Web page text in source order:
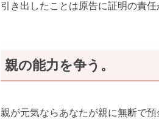
引き出したことは原告に証明の責任
親の能力を争う。
親が元気ならあなたが親に無断で